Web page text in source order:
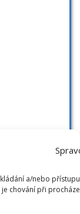
a/nebo
chování při